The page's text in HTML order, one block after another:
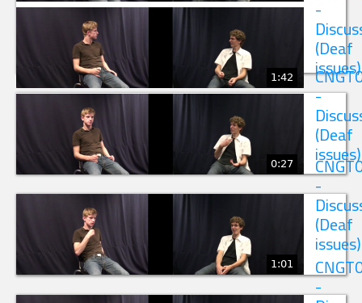
-
(Deaf
issues)
1:42
-
(Deaf
issues)
0:27
-
(Deaf
issues)
1:01
-